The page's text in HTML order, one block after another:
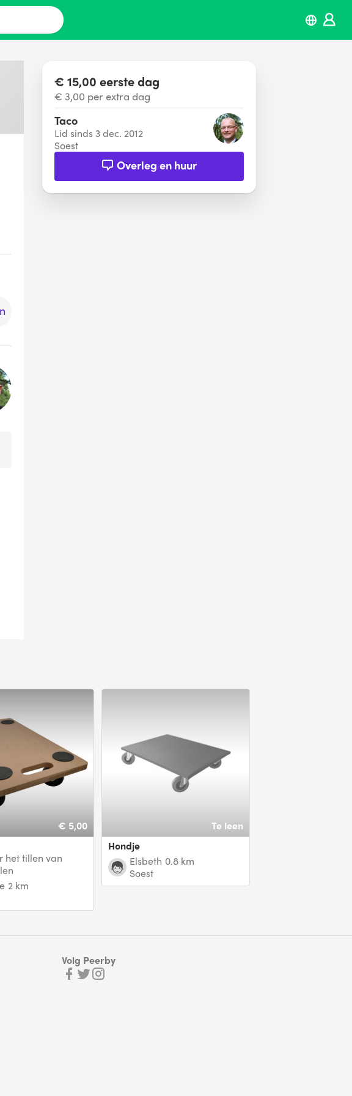
€ 5,00
het tillen van
2 km
Te leen
Hondje
Elsbeth 0.8 km
Soest
Volg Peerby
€ 15,00 eerste dag
€ 3,00 per extra dag
Taco
Lid sinds 3 dec. 2012
Soest
Overleg en huur